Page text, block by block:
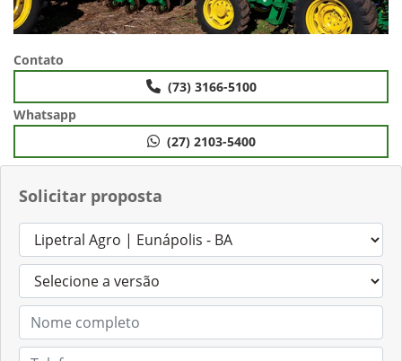
Solicitar proposta
Contato
(73) 3166-5100
Whatsapp
(27) 2103-5400